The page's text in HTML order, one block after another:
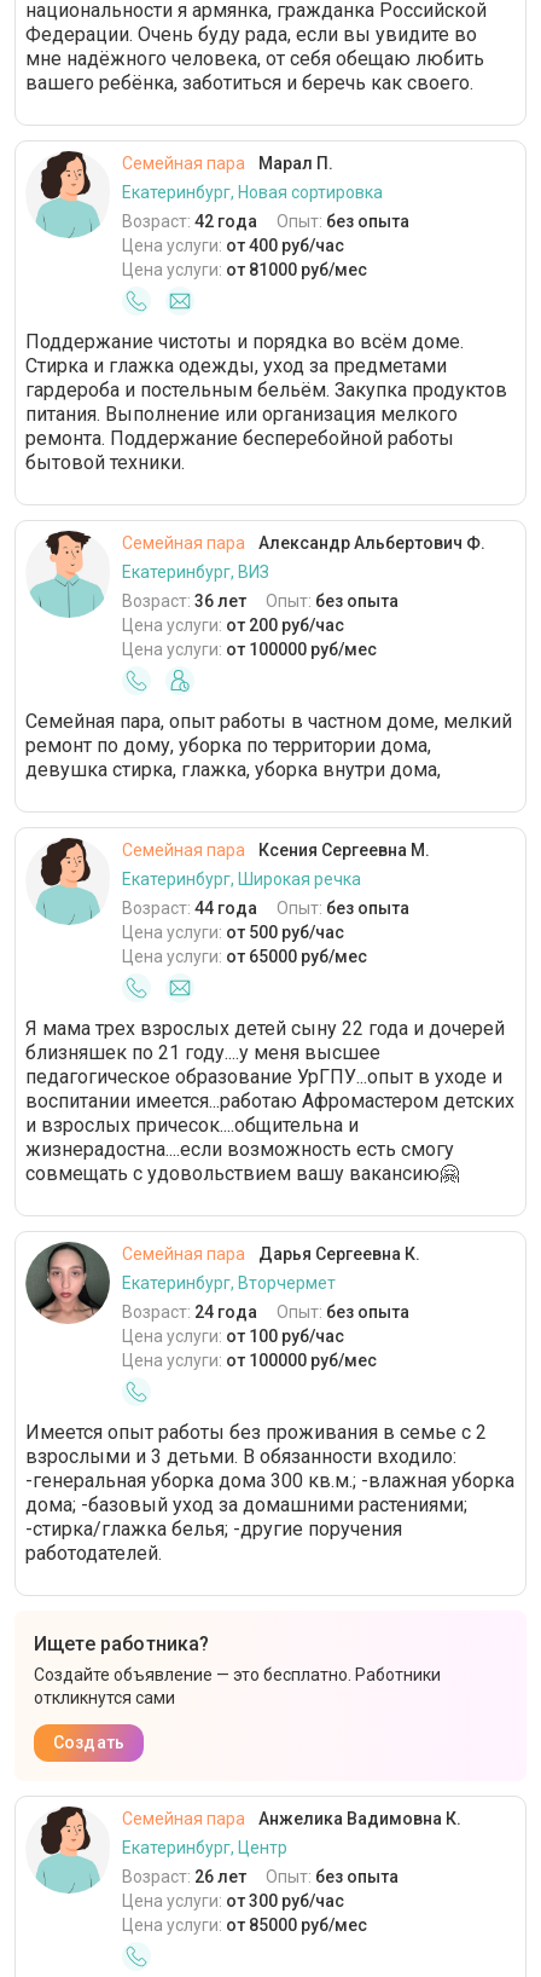
национальности я армянка, гражданка Российской
Федерации. Очень буду рада, если вы увидите во
мне надёжного человека, от себя обещаю любить
вашего ребёнка, заботиться и беречь как своего.
Семейная пара
Марал П.
Екатеринбург, Новая сортировка
Возраст: 42 года Опыт: без опыта
Цена услуги: от 400 руб/час
Цена услуги: от 81000 руб/мес
Поддержание чистоты и порядка во всём доме.
Стирка и глажка одежды, уход за предметами
гардероба и постельным бельём. Закупка продуктов
питания. Выполнение или организация мелкого
ремонта. Поддержание бесперебойной работы
бытовой техники.
Семейная пара
Александр Альбертович Ф.
Екатеринбург, ВИЗ
Возраст: 36 лет Опыт: без опыта
Цена услуги: от 200 руб/час
Цена услуги: от 100000 руб/мес
Семейная пара, опыт работы в частном доме, мелкий
ремонт по дому, уборка по территории дома,
девушка стирка, глажка, уборка внутри дома,
Семейная пара
Ксения Сергеевна М.
Екатеринбург, Широкая речка
Возраст: 44 года Опыт: без опыта
Цена услуги: от 500 руб/час
Цена услуги: от 65000 руб/мес
Я мама трех взрослых детей сыну 22 года и дочерей
близняшек по 21 году....у меня высшее
педагогическое образование УрГПУ...опыт в уходе и
воспитании имеется...работаю Афромастером детских
и взрослых причесок....общительна и
жизнерадостна....если возможность есть смогу
совмещать с удовольствием вашу вакансию🤗
Семейная пара
Дарья Сергеевна К.
Екатеринбург, Вторчермет
Возраст: 24 года Опыт: без опыта
Цена услуги: от 100 руб/час
Цена услуги: от 100000 руб/мес
Имеется опыт работы без проживания в семье с 2
взрослыми и 3 детьми. В обязанности входило:
-генеральная уборка дома 300 кв.м.; -влажная уборка
дома; -базовый уход за домашними растениями;
-стирка/глажка белья; -другие поручения
работодателей.
Ищете работника?
Создайте объявление — это бесплатно. Работники
откликнутся сами
Создать
Семейная пара
Анжелика Вадимовна К.
Екатеринбург, Центр
Возраст: 26 лет Опыт: без опыта
Цена услуги: от 300 руб/час
Цена услуги: от 85000 руб/мес